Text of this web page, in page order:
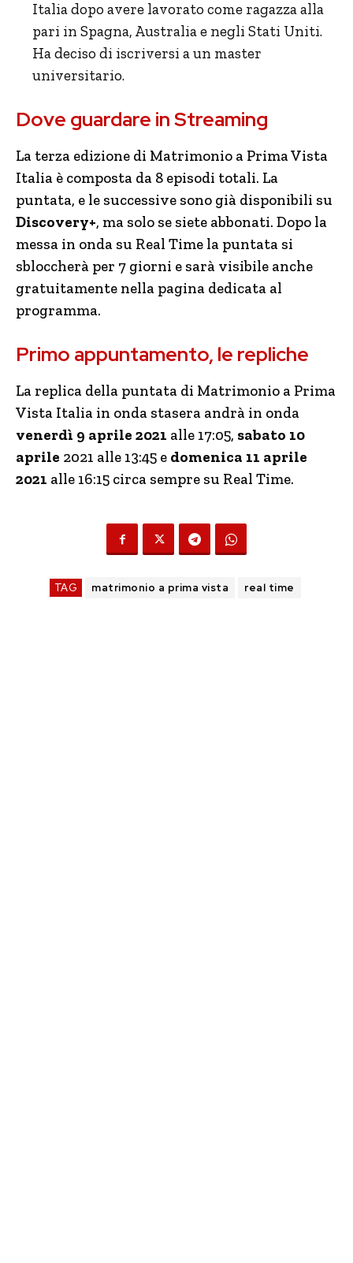
Italia dopo avere lavorato come ragazza alla
pari in Spagna, Australia e negli Stati Uniti.
Ha deciso di iscriversi a un master
universitario.
Dove guardare in Streaming
La terza edizione di Matrimonio a Prima Vista
Italia è composta da 8 episodi totali. La
puntata, e le successive sono già disponibili su
Discovery+, ma solo se siete abbonati. Dopo la
messa in onda su Real Time la puntata si
sbloccherà per 7 giorni e sarà visibile anche
gratuitamente nella pagina dedicata al
programma.
Primo appuntamento, le repliche
La replica della puntata di Matrimonio a Prima
Vista Italia in onda stasera andrà in onda
venerdì 9 aprile 2021 alle 17:05, sabato 10
aprile 2021 alle 13:45 e domenica 11 aprile
2021 alle 16:15 circa sempre su Real Time.
TAG matrimonio a prima vista real time